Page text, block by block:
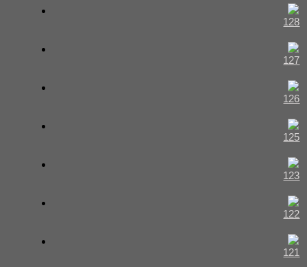
128
127
126
125
123
122
121